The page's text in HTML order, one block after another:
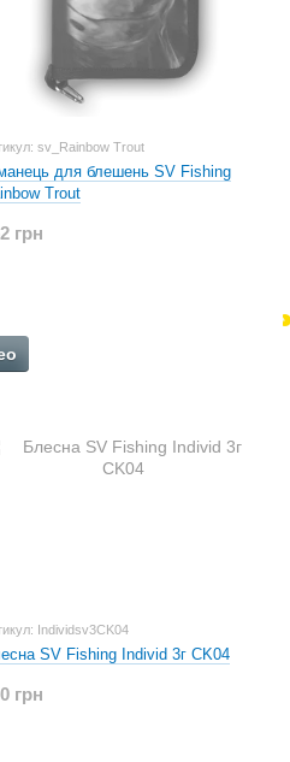
sv_Rainbow Trout
для блешень SV Fishing
Trout
грн
Individsv3CK04
SV Fishing Individ 3г CK04
грн